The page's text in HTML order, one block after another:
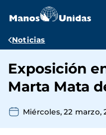
contenido
Ruta
navegación
Noticias
Exposición
Marta Mata
Miércoles, 22 marzo,